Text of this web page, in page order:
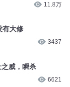
11.8万
有大修
3437
威，瞬杀
6621